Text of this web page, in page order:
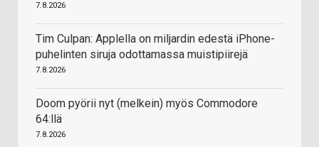
7.8.2026
Tim Culpan: Applella on miljardin edestä iPhone-
puhelinten siruja odottamassa muistipiirejä
7.8.2026
Doom pyörii nyt (melkein) myös Commodore
64:llä
7.8.2026